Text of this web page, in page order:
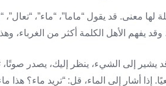
معنى. قد يقول “ماما”، “ماء”،
يفهم الأهل الكلمة أكثر من الغرباء،
يشير إلى الشيء، ينظر إليك، يصدر
أشار إلى الماء، قل: “تريد ماء؟ هذا